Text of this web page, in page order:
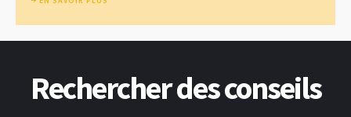
Rechercher des conseils